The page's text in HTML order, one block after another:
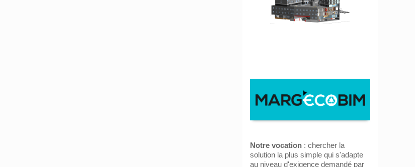
Notre vocation : chercher la
solution la plus simple qui s'adapte
au niveau d'exigence demandé par